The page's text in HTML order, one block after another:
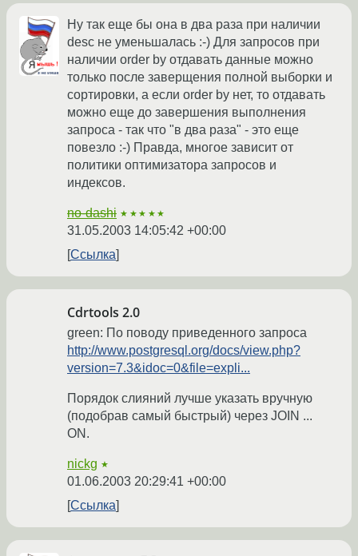
Ну так еще бы она в два раза при наличии
desc не уменьшалась :-) Для запросов при
наличии order by отдавать данные можно
только после заверщения полной выборки и
сортировки, а если order by нет, то отдавать
можно еще до завершения выполнения
запроса - так что "в два раза" - это еще
повезло :-) Правда, многое зависит от
политики оптимизатора запросов и
индексов.
no-dashi ★★★★★
31.05.2003 14:05:42 +00:00
Ссылка
Cdrtools 2.0
green: По поводу приведенного запроса
http://www.postgresql.org/docs/view.php?
version=7.3&idoc=0&file=expli...
Порядок слияний лучше указать вручную
(подобрав самый быстрый) через JOIN ...
ON.
nickg ★
01.06.2003 20:29:41 +00:00
Ссылка